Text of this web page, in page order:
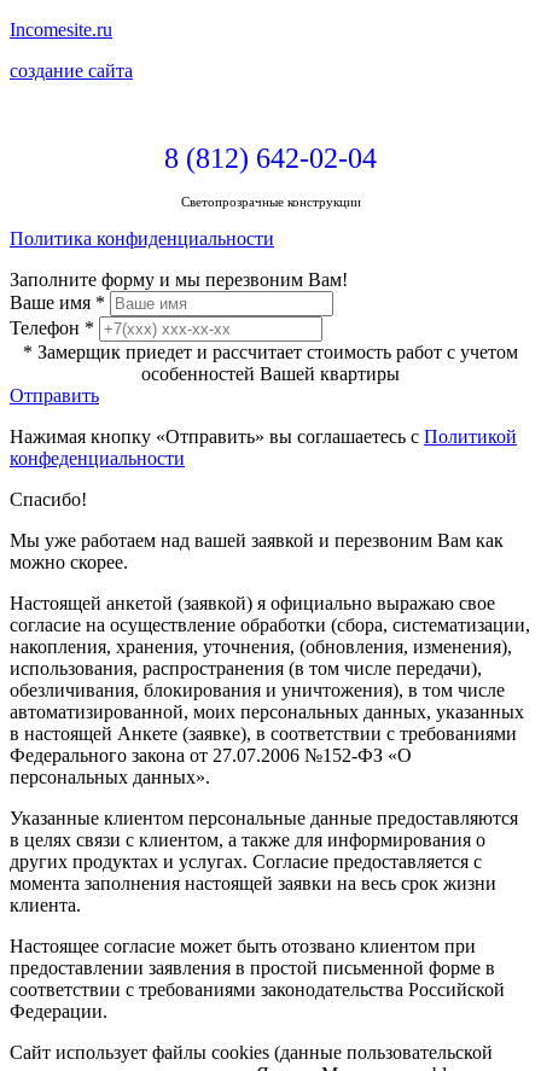
Incomesite.ru
создание сайта
8 (812) 642-02-04
Светопрозрачные конструкции
Политика конфиденциальности
Заполните форму и мы перезвоним Вам!
Ваше имя *
Телефон *
* Замерщик приедет и рассчитает стоимость работ с учетом
особенностей Вашей квартиры
Отправить
Нажимая кнопку «Отправить» вы соглашаетесь с Политикой
конфеденциальности
Спасибо!
Мы уже работаем над вашей заявкой и перезвоним Вам как
можно скорее.
Настоящей анкетой (заявкой) я официально выражаю свое
согласие на осуществление обработки (сбора, систематизации,
накопления, хранения, уточнения, (обновления, изменения),
использования, распространения (в том числе передачи),
обезличивания, блокирования и уничтожения), в том числе
автоматизированной, моих персональных данных, указанных
в настоящей Анкете (заявке), в соответствии с требованиями
Федерального закона от 27.07.2006 №152-ФЗ «О
персональных данных».
Указанные клиентом персональные данные предоставляются
в целях связи с клиентом, а также для информирования о
других продуктах и услугах. Согласие предоставляется с
момента заполнения настоящей заявки на весь срок жизни
клиента.
Настоящее согласие может быть отозвано клиентом при
предоставлении заявления в простой письменной форме в
соответствии с требованиями законодательства Российской
Федерации.
Сайт использует файлы cookies (данные пользовательской